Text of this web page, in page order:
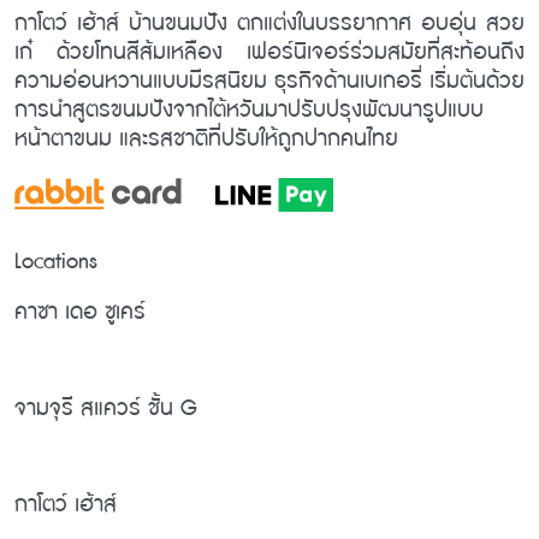
กาโตว์ เฮ้าส์ บ้านขนมปัง ตกแต่งในบรรยากาศ อบอุ่น สวย
เก๋ ด้วยโทนสีส้มเหลือง เฟอร์นิเจอร์ร่วมสมัยที่สะท้อนถึง
ความอ่อนหวานแบบมีรสนิยม ธุรกิจด้านเบเกอรี่ เริ่มต้นด้วย
การนำสูตรขนมปังจากไต้หวันมาปรับปรุงพัฒนารูปแบบ
หน้าตาขนม และรสชาติที่ปรับให้ถูกปากคนไทย
Locations
คาซา เดอ ซูเคร์
จามจุรี สแควร์ ชั้น G
กาโตว์ เฮ้าส์